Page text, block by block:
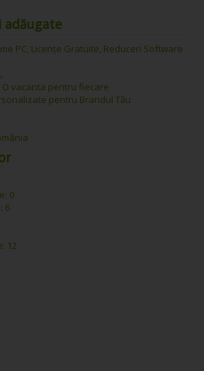
PC, Licențe Gratuite, Reduceri Software
O vacanta pentru fiecare
pentru Brandul Tău
0
6
12